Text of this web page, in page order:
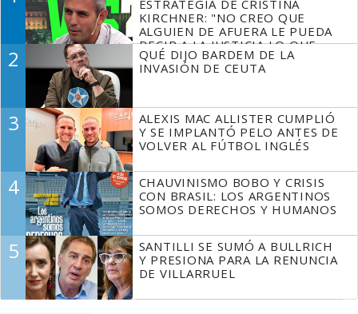
ESTRATEGIA DE CRISTINA
KIRCHNER: "NO CREO QUE
ALGUIEN DE AFUERA LE PUEDA
DECIR A LA JUSTICIA LO QUE
TIENE QUE HACER"
2
QUÉ DIJO BARDEM DE LA
INVASIÓN DE CEUTA
3
ALEXIS MAC ALLISTER CUMPLIÓ
Y SE IMPLANTÓ PELO ANTES DE
VOLVER AL FÚTBOL INGLÉS
4
CHAUVINISMO BOBO Y CRISIS
CON BRASIL: LOS ARGENTINOS
SOMOS DERECHOS Y HUMANOS
5
SANTILLI SE SUMÓ A BULLRICH
Y PRESIONA PARA LA RENUNCIA
DE VILLARRUEL